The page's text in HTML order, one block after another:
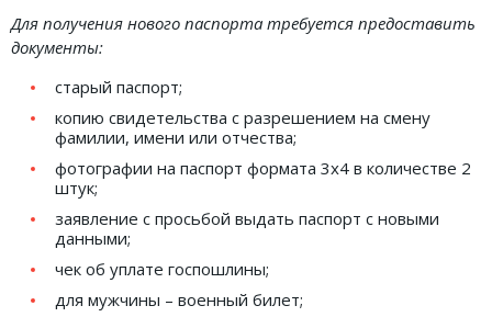
Для получения нового паспорта требуется предоставить
документы:
старый паспорт;
копию свидетельства с разрешением на смену
фамилии, имени или отчества;
фотографии на паспорт формата 3х4 в количестве 2
штук;
заявление с просьбой выдать паспорт с новыми
данными;
чек об уплате госпошлины;
для мужчины – военный билет;